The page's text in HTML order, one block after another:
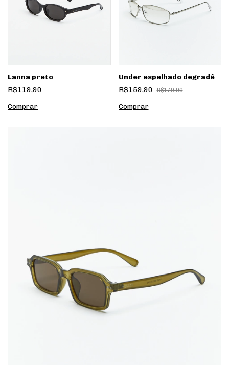
Lanna preto
R$119,90
Under espelhado degradê
R$159,90
R$179,90